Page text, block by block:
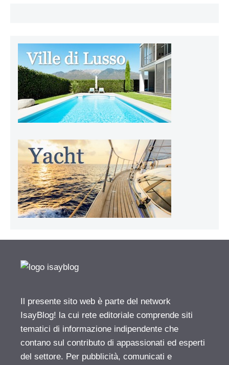
Il presente sito web è parte del network
IsayBlog! la cui rete editoriale comprende siti
tematici di informazione indipendente che
contano sul contributo di appassionati ed esperti
del settore. Per pubblicità, comunicati e